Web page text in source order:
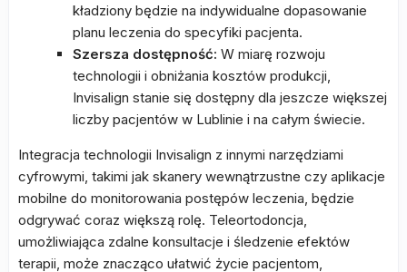
kładziony będzie na indywidualne dopasowanie
planu leczenia do specyfiki pacjenta.
Szersza dostępność: W miarę rozwoju
technologii i obniżania kosztów produkcji,
Invisalign stanie się dostępny dla jeszcze większej
liczby pacjentów w Lublinie i na całym świecie.
Integracja technologii Invisalign z innymi narzędziami
cyfrowymi, takimi jak skanery wewnątrzustne czy aplikacje
mobilne do monitorowania postępów leczenia, będzie
odgrywać coraz większą rolę. Teleortodoncja,
umożliwiająca zdalne konsultacje i śledzenie efektów
terapii, może znacząco ułatwić życie pacjentom,